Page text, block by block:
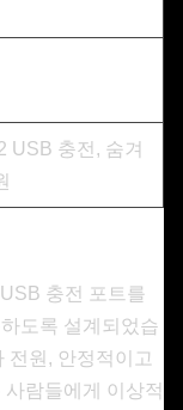
USB 충전, 숨겨
충전 포트를
도록 설계되었습
전원, 안정적이고
람들에게 이상적